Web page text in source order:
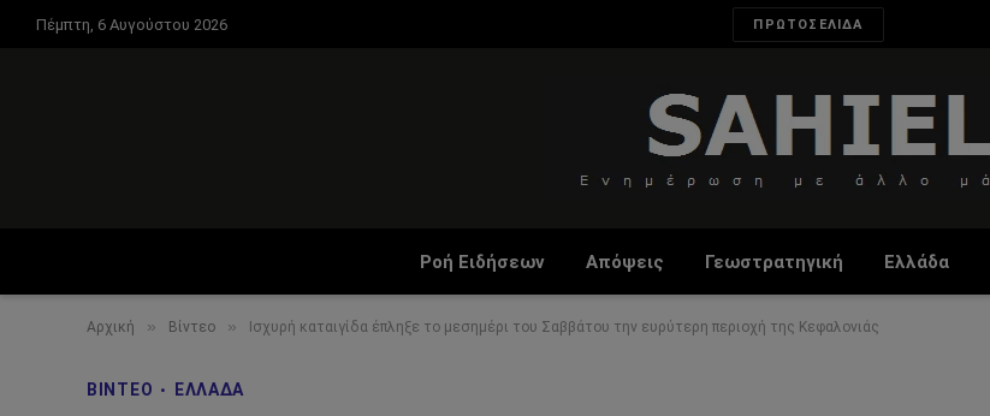
Πέμπτη, 6 Αυγούστου 2026 ΠΡΩΤΟΣΕΛΙΔΑ
Ροή Ειδήσεων Απόψεις Γεωστρατηγική Ελλάδα
Αρχική » Βίντεο » Ισχυρή καταιγίδα έπληξε το μεσημέρι του Σαββάτου την ευρύτερη περιοχή της Κεφαλονιάς
ΒΊΝΤΕΟ ΕΛΛΆΔΑ